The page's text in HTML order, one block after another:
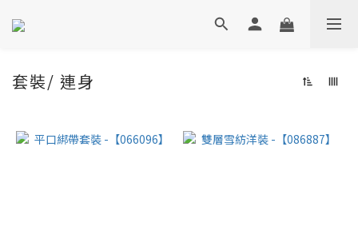
套裝/ 連身